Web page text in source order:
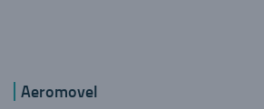
Aeromovel